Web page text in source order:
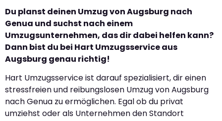
Du planst deinen Umzug von Augsburg nach
Genua und suchst nach einem
Umzugsunternehmen, das dir dabei helfen kann?
Dann bist du bei Hart Umzugsservice aus
Augsburg genau richtig!
Hart Umzugsservice ist darauf spezialisiert, dir einen
stressfreien und reibungslosen Umzug von Augsburg
nach Genua zu ermöglichen. Egal ob du privat
umziehst oder als Unternehmen den Standort